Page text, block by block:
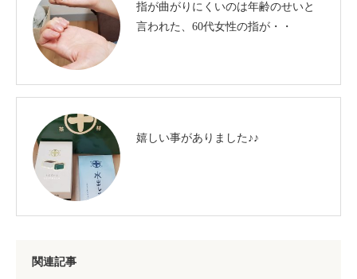
指が曲がりにくいのは年齢のせいと
言われた、60代女性の指が・・
嬉しい事がありました♪♪
関連記事